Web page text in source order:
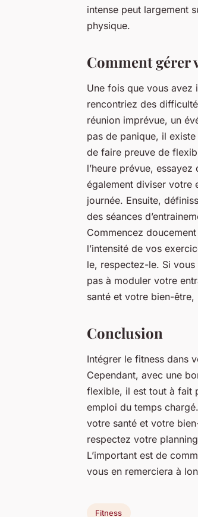
intense peut largement
physique.
Comment gérer
Une fois que vous avez
rencontriez des
réunion imprévue, un
pas de panique, il
de faire preuve de
l’heure prévue,
également diviser votre
journée. Ensuite,
des séances
Commencez
l’intensité de vos
le, respectez-le. Si
pas à moduler votre
santé et votre bien-
Conclusion
Intégrer le fitness dans
Cependant, avec une
flexible, il est tout à fait
emploi du temps
votre santé et votre
respectez votre
L’important est de
vous en remerciera à
Fitness